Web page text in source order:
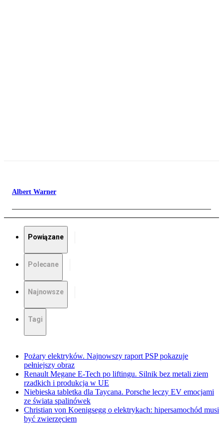
Albert Warner
Powiązane
Polecane
Najnowsze
Tagi
Pożary elektryków. Najnowszy raport PSP pokazuje
pełniejszy obraz
Renault Megane E-Tech po liftingu. Silnik bez metali ziem
rzadkich i produkcja w UE
Niebieska tabletka dla Taycana. Porsche leczy EV emocjami
ze świata spalinówek
Christian von Koenigsegg o elektrykach: hipersamochód musi
być zwierzęciem